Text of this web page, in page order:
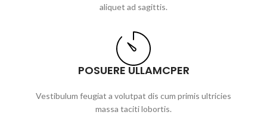
aliquet ad sagittis.
POSUERE ULLAMCPER
Vestibulum feugiat a volutpat dis cum primis ultricies
massa taciti lobortis.